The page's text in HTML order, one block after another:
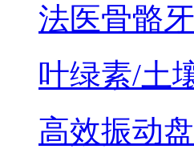
法医骨骼
叶绿素/土
高效振动